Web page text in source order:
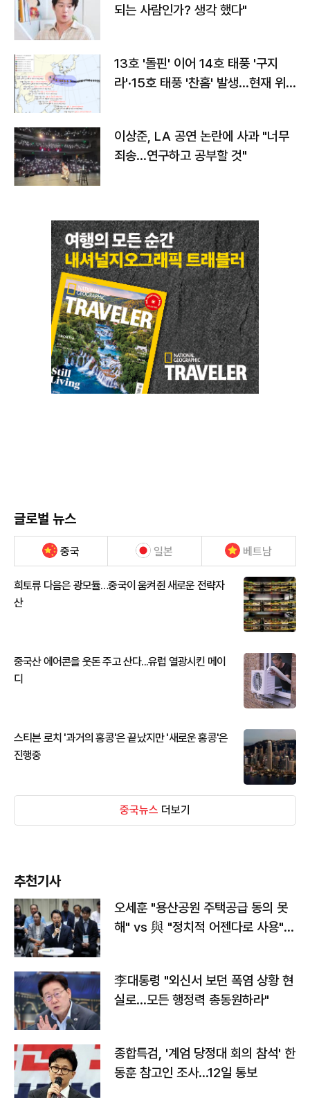
되는 사람인가? 생각 했다"
13호 '돌핀' 이어 14호 태풍 '구지
라'·15호 태풍 '찬홈' 발생…현재 위
이상준, LA 공연 논란에 사과 "너무
죄송…연구하고 공부할 것"
글로벌 뉴스
중국 일본 베트남
희토류 다음은 광모듈…중국이 움켜쥔 새로운 전략자
산
중국산 에어콘을 웃돈 주고 산다...유럽 열광시킨 메이
디
스티븐 로치 '과거의 홍콩'은 끝났지만 '새로운 홍콩'은
진행중
중국뉴스 더보기
추천기사
오세훈 "용산공원 주택공급 동의 못
해" vs 與 "정치적 어젠다로 사용"
李대통령 "외신서 보던 폭염 상황 현
실로…모든 행정력 총동원하라"
종합특검, '계엄 당정대 회의 참석' 한
동훈 참고인 조사...12일 통보